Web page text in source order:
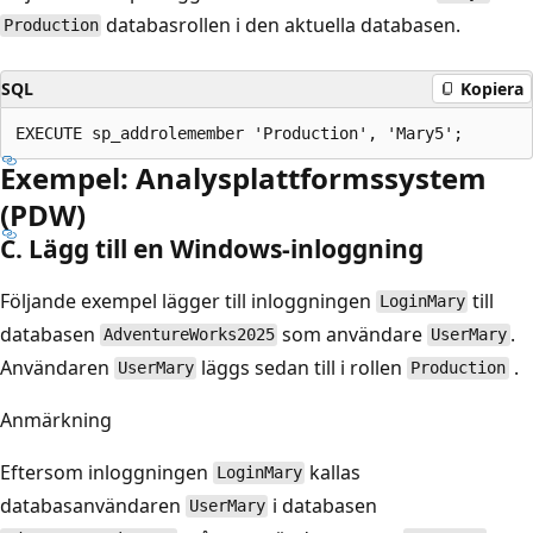
Production databasrollen i den aktuella databasen.
SQL Kopiera
Exempel: Analysplattformssystem
(PDW)
C. Lägg till en Windows-inloggning
Följande exempel lägger till inloggningen LoginMary till
databasen AdventureWorks2025 som användare UserMary .
Användaren UserMary läggs sedan till i rollen Production .
Anmärkning
Eftersom inloggningen LoginMary kallas
databasanvändaren UserMary i databasen